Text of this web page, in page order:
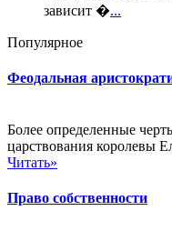
зависит �...
Популярное
Феодальная
Более определенные
царствования королевы
Читать»
Право собственности